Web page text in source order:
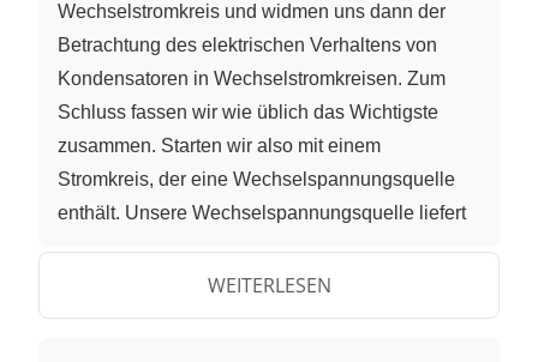
Wechselstromkreis und widmen uns dann der
Betrachtung des elektrischen Verhaltens von
Kondensatoren in Wechselstromkreisen. Zum
Schluss fassen wir wie üblich das Wichtigste
zusammen. Starten wir also mit einem
Stromkreis, der eine Wechselspannungsquelle
enthält. Unsere Wechselspannungsquelle liefert
Beispiel durch U(t)=U0sin(Omega
werden kann. Dabei ist U0der Maximal- oder
WEITERLESEN